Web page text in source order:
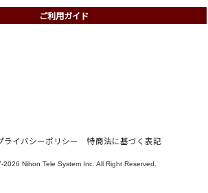
ご利用ガイド
ライバシーポリシー 特商法に基づく表記
2026 Nihon Tele System Inc. All Right Reserved.